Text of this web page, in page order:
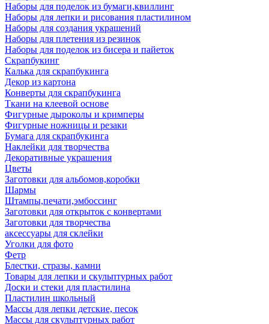
Наборы для поделок из бумаги,квиллинг
Наборы для лепки и рисования пластилином
Наборы для создания украшений
Наборы для плетения из резинок
Наборы для поделок из бисера и пайеток
Скрапбукинг
Калька для скрапбукинга
Декор из картона
Конверты для скрапбукинга
Ткани на клеевой основе
Фигурные дыроколы и кримперы
Фигурные ножницы и резаки
Бумага для скрапбукинга
Наклейки для творчества
Декоративные украшения
Цветы
Заготовки для альбомов,коробки
Шармы
Штампы,печати,эмбоссинг
Заготовки для открыток с конвертами
Заготовки для творчества
аксессуары для склейки
Уголки для фото
Фетр
Блестки, стразы, камни
Товары для лепки и скульптурных работ
Доски и стеки для пластилина
Пластилин школьный
Массы для лепки детские, песок
Массы для скульптурных работ